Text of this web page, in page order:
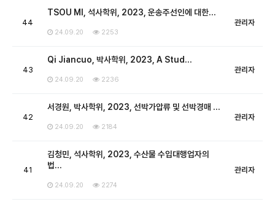
44
TSOU MI, 석사학위, 2023, 운송주선인에 대한…
24.09.20 2253
관리자
43
Qi Jiancuo, 박사학위, 2023, A Stud…
24.09.20 2236
관리자
42
서경원, 박사학위, 2023, 선박가압류 및 선박경매 …
24.09.20 2184
관리자
41
김청민, 석사학위, 2023, 수산물 수입대행업자의
법…
24.09.20 2274
관리자